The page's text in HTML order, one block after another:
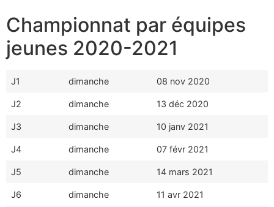
Championnat par équipes
jeunes 2020-2021
J1 dimanche 08 nov 2020
J2 dimanche 13 déc 2020
J3 dimanche 10 janv 2021
J4 dimanche 07 févr 2021
J5 dimanche 14 mars 2021
J6 dimanche 11 avr 2021